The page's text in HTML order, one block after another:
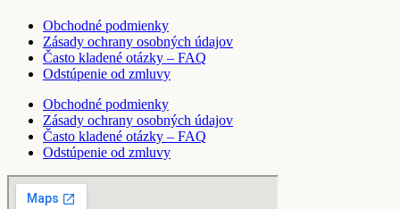
Obchodné podmienky
Zásady ochrany osobných údajov
Často kladené otázky – FAQ
Odstúpenie od zmluvy
Obchodné podmienky
Zásady ochrany osobných údajov
Často kladené otázky – FAQ
Odstúpenie od zmluvy